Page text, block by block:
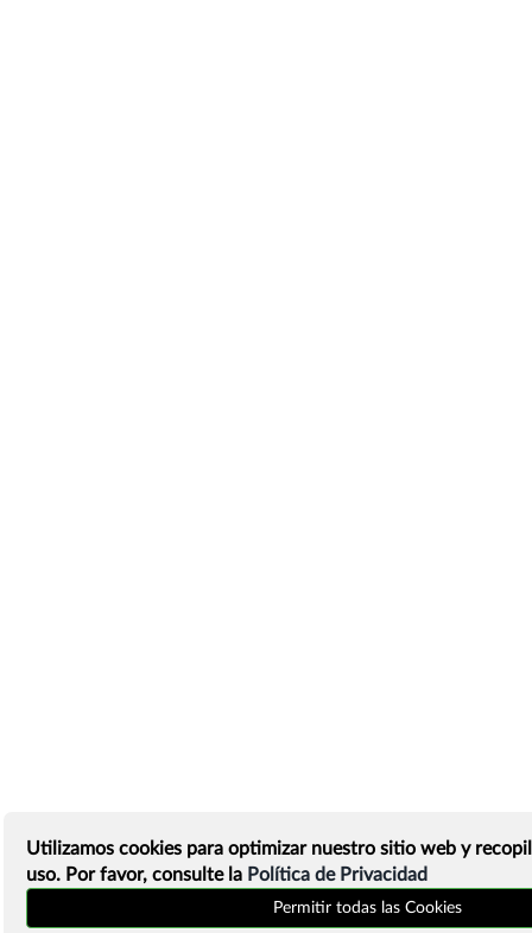
Utilizamos cookies para optimizar nuestro sitio web y
uso. Por favor, consulte la Política de Privacidad
Permitir todas las Cookies